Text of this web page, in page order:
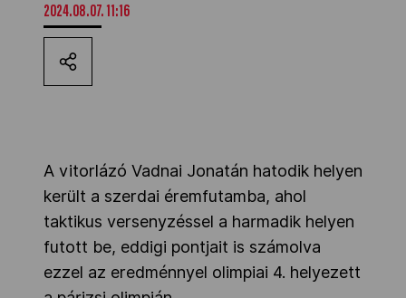
Kettőskarrier-program
Társszervezetek
OVEP
2024.08.07. 11:16
A vitorlázó Vadnai Jonatán hatodik helyen
került a szerdai éremfutamba, ahol
taktikus versenyzéssel a harmadik helyen
futott be, eddigi pontjait is számolva
ezzel az eredménnyel olimpiai 4. helyezett